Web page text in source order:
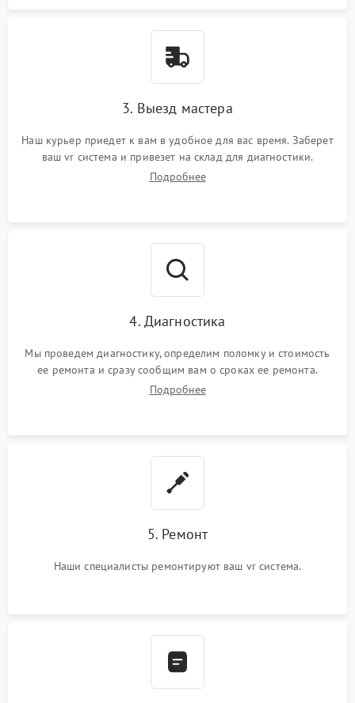
1000 ₽
3. Выезд мастера
Наш курьер приедет к вам в удобное для вас время. Заберет
ваш vr система и привезет на склад для диагностики.
Подробнее
4. Диагностика
Мы проведем диагностику, определим поломку и стоимость
ее ремонта и сразу сообщим вам о сроках ее ремонта.
Подробнее
5. Ремонт
Наши специалисты ремонтируют ваш vr система.